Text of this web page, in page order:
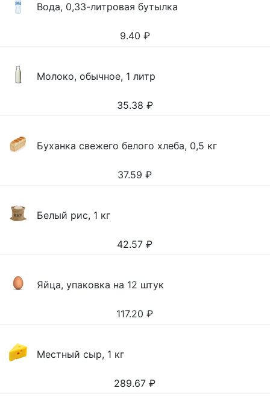
Вода, 0,33-литровая бутылка
9.40 ₽
Молоко, обычное, 1 литр
35.38 ₽
Буханка свежего белого хлеба, 0,5 кг
37.59 ₽
Белый рис, 1 кг
42.57 ₽
Яйца, упаковка на 12 штук
117.20 ₽
Местный сыр, 1 кг
289.67 ₽